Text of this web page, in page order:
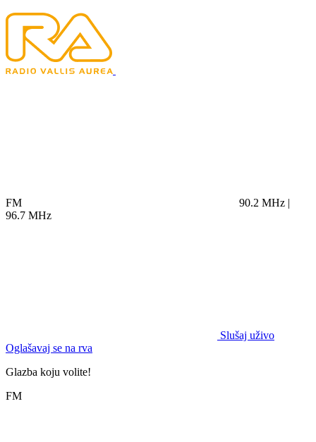
FM
90.2 MHz |
96.7 MHz
Slušaj uživo
Oglašavaj se na rva
Glazba koju volite!
FM